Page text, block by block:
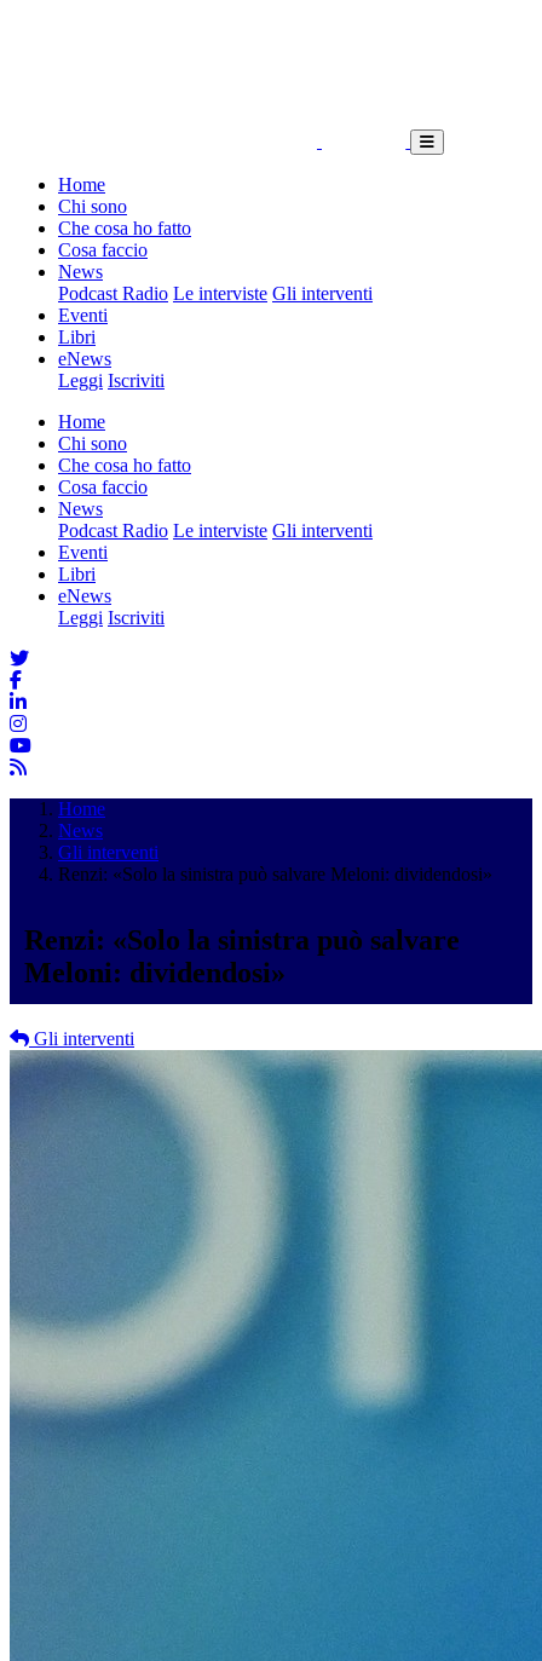
Home
Chi sono
Che cosa ho fatto
Cosa faccio
News
Podcast Radio Le interviste Gli interventi
Eventi
Libri
eNews
Leggi Iscriviti
Home
Chi sono
Che cosa ho fatto
Cosa faccio
News
Podcast Radio Le interviste Gli interventi
Eventi
Libri
eNews
Leggi Iscriviti
Home
News
Gli interventi
Renzi: «Solo la sinistra può salvare Meloni: dividendosi»
Renzi: «Solo la sinistra può salvare
Meloni: dividendosi»
Gli interventi